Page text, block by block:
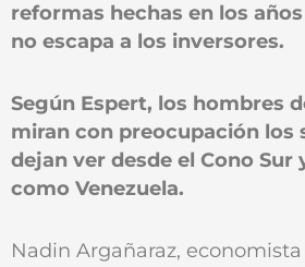
reformas hechas en los
no escapa a los inversores.
Según Espert, los hombres
miran con preocupación los
dejan ver desde el Cono Sur
como Venezuela.
Nadin Argañaraz,